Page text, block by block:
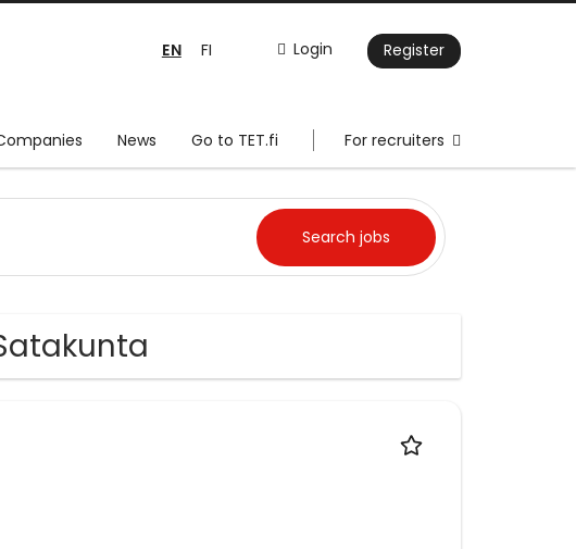
Login Register
EN FI
News Go to TET.fi For recruiters